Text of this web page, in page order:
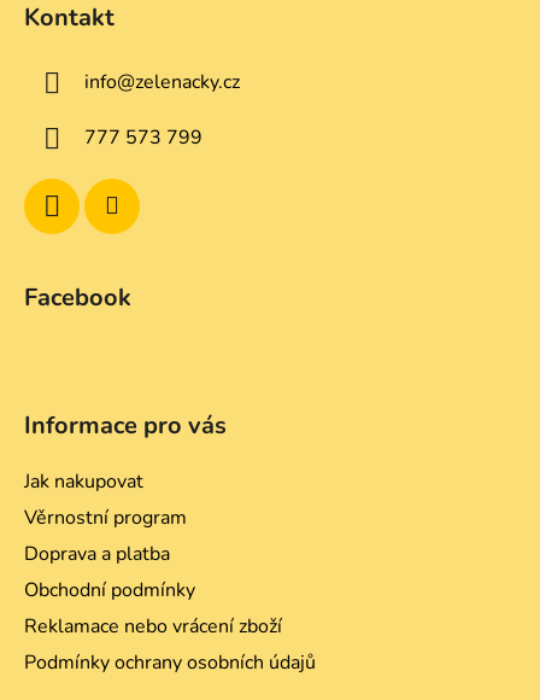
Kontakt
info@zelenacky.cz
777 573 799
Facebook
Informace pro vás
Jak nakupovat
Věrnostní program
Doprava a platba
Obchodní podmínky
Reklamace nebo vrácení zboží
Podmínky ochrany osobních údajů